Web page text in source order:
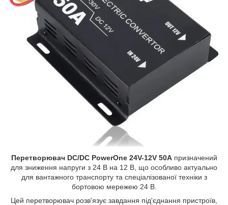
Перетворювач DC/DC PowerOne 24V-12V 50A призначений
для зниження напруги з 24 В на 12 В, що особливо актуально
для вантажного транспорту та спеціалізованої техніки з
бортовою мережею 24 В.
Цей перетворювач розв'язує завдання під'єднання пристроїв,